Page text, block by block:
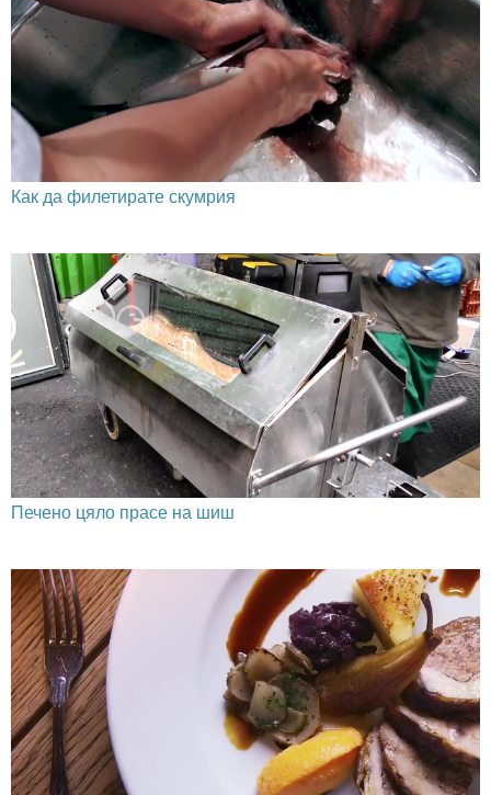
Как да филетирате скумрия
Печено цяло прасе на шиш